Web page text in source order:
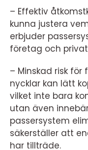
– Effektiv
kunna justera
erbjuder
företag och
– Minskad risk
nycklar kan lätt
vilket inte bara
utan även
passersystem
säkerställer att
har tillträde.